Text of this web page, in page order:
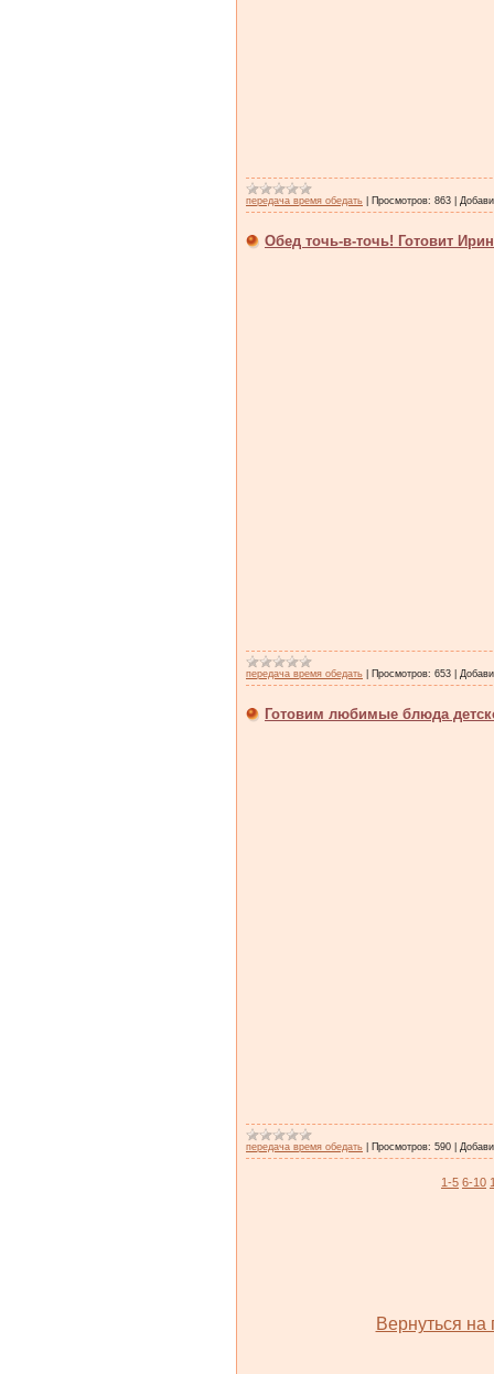
передача время обедать Просмотров: 863
Обед точь-в-точь! Готовит
передача время обедать Просмотров: 653
Готовим любимые блюда
передача время обедать Просмотров: 590
1-5 6-10
Вернуться на